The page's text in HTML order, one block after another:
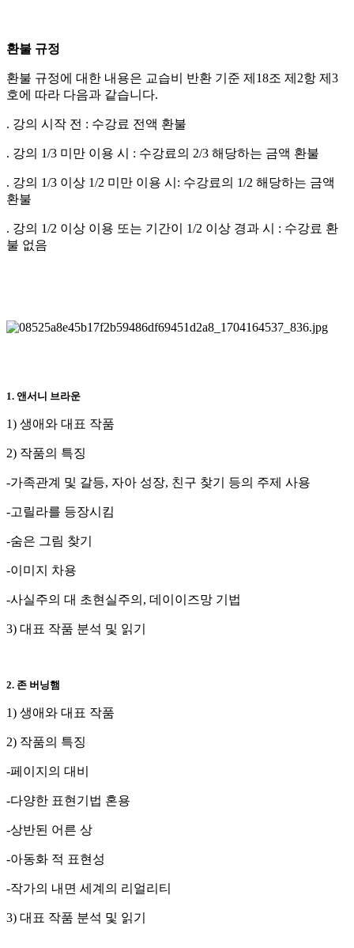
환불 규정
환불 규정에 대한 내용은 교습비 반환 기준 제18조 제2항 제3
호에 따라 다음과 같습니다.
. 강의 시작 전 : 수강료 전액 환불
. 강의 1/3 미만 이용 시 : 수강료의 2/3 해당하는 금액 환불
. 강의 1/3 이상 1/2 미만 이용 시: 수강료의 1/2 해당하는 금액
환불
. 강의 1/2 이상 이용 또는 기간이 1/2 이상 경과 시 : 수강료 환
불 없음
1. 앤서니 브라운
1) 생애와 대표 작품
2) 작품의 특징
-가족관계 및 갈등, 자아 성장, 친구 찾기 등의 주제 사용
-고릴라를 등장시킴
-숨은 그림 찾기
-이미지 차용
-사실주의 대 초현실주의, 데이이즈망 기법
3) 대표 작품 분석 및 읽기
2. 존 버닝햄
1) 생애와 대표 작품
2) 작품의 특징
-페이지의 대비
-다양한 표현기법 혼용
-상반된 어른 상
-아동화 적 표현성
-작가의 내면 세계의 리얼리티
3) 대표 작품 분석 및 읽기